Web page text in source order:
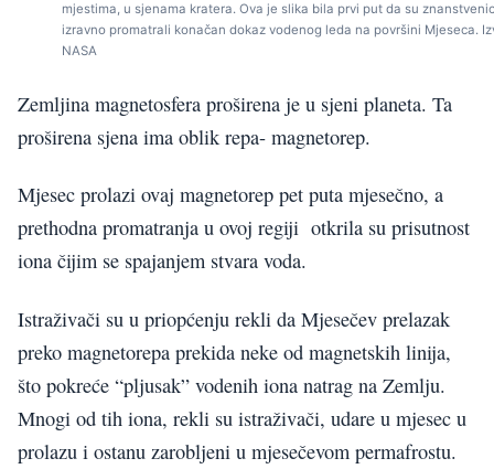
mjestima, u sjenama kratera. Ova je slika bila prvi put da su
izravno promatrali konačan dokaz vodenog leda na površini Mjeseca.
NASA
Zemljina magnetosfera proširena je u sjeni planeta. Ta
proširena sjena ima oblik repa- magnetorep.
Mjesec prolazi ovaj magnetorep pet puta mjesečno, a
prethodna promatranja u ovoj regiji otkrila su prisutnost
iona čijim se spajanjem stvara voda.
Istraživači su u priopćenju rekli da Mjesečev prelazak
preko magnetorepa prekida neke od magnetskih linija,
što pokreće “pljusak” vodenih iona natrag na Zemlju.
Mnogi od tih iona, rekli su istraživači, udare u mjesec u
prolazu i ostanu zarobljeni u mjesečevom permafrostu.